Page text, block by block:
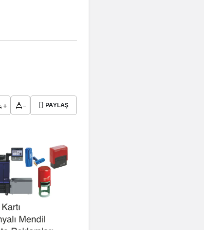
+ - PAYLAŞ